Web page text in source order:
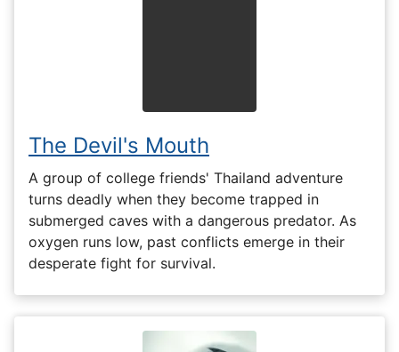
The Devil's Mouth
A group of college friends' Thailand adventure
turns deadly when they become trapped in
submerged caves with a dangerous predator. As
oxygen runs low, past conflicts emerge in their
desperate fight for survival.